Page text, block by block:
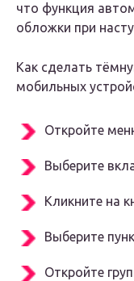
что функция
обложки при
Как сделать
мобильных
Откройте
Выберите
Кликните на
Выберите
Откройте